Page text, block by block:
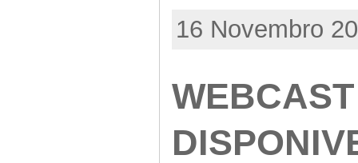
16 Novembro